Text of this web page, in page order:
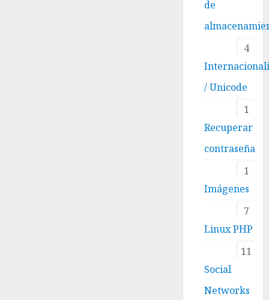
de
4
/ Unicode
1
Recuperar
contraseña
1
Imágenes
7
Linux PHP
11
Social
Networks